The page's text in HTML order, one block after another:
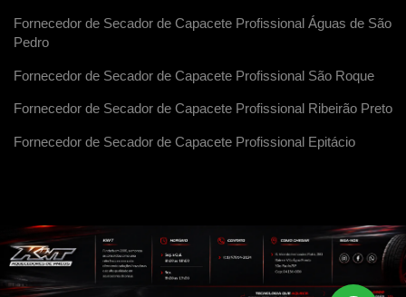
Fornecedor de Secador de Capacete Profissional Águas de São
Pedro
Fornecedor de Secador de Capacete Profissional São Roque
Fornecedor de Secador de Capacete Profissional Ribeirão Preto
Fornecedor de Secador de Capacete Profissional Epitácio